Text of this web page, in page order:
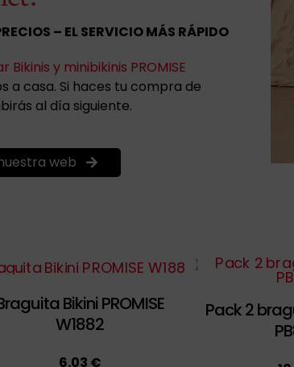
– EL SERVICIO MÁS RÁPIDO
Bikinis y minibikinis PROMISE
a casa. Si haces tu compra de
al día siguiente.
web
Bikini PROMISE
W1882
6.03 €
Pack 2